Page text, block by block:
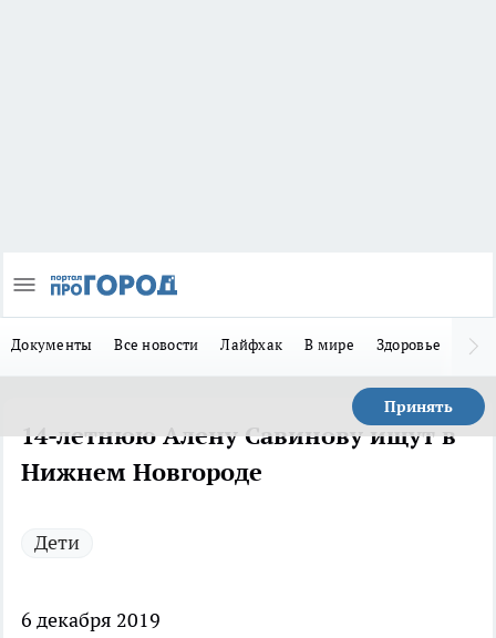
Документы Все новости Лайфхак В мире Здоровье
Принять
14-летнюю Алену Савинову ищут в
Нижнем Новгороде
Дети
6 декабря 2019